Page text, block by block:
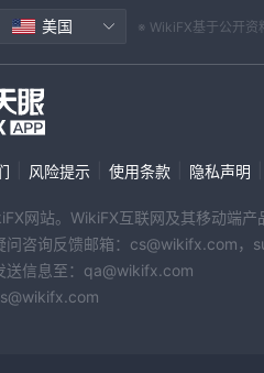
美国 ※ WikiFX基于公开资
风险提示 使用条款 隐私声明
网站。WikiFX互联网及其移动端
问咨询反馈邮箱：cs@wikifx.com
送信息至：qa@wikifx.com